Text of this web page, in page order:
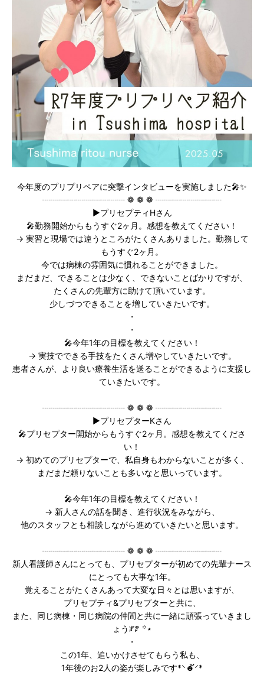
対馬病院公式SNS
今年度のプリプリペアに突撃インタビューを実施しました🎤✨
┈┈┈┈┈┈┈┈┈┈ ❁ ❁ ❁ ┈┈┈┈┈┈┈┈
▶︎プリセプティHさん
🎤勤務開始からもうすぐ2ヶ月。感想を教えてください！
→ 実習と現場では違うところがたくさんありました。勤務して
もうすぐ2ヶ月。
今では病棟の雰囲気に慣れることができました。
まだまだ、できることは少なく、できないことばかりですが、
たくさんの先輩方に助けて頂いています。
少しづつできることを増していきたいです。
・
・
🎤今年1年の目標を教えてください！
→ 実技でできる手技をたくさん増やしていきたいです。
患者さんが、より良い療養生活を送ることができるように支援し
ていきたいです。
┈┈┈┈┈┈┈┈┈┈ ❁ ❁ ❁ ┈┈┈┈┈┈┈┈
▶︎プリセプターKさん
🎤プリセプター開始からもうすぐ2ヶ月。感想を教えてくださ
い！
→ 初めてのプリセプターで、私自身もわからないことが多く、
まだまだ頼りないことも多いなと思いっています。
🎤今年1年の目標を教えてください！
→ 新人さんの話を聞き、進行状況をみながら、
他のスタッフとも相談しながら進めていきたいと思います。
┈┈┈┈┈┈┈┈┈┈ ❁ ❁ ❁ ┈┈┈┈┈┈┈┈
新人看護師さんにとっても、プリセプターが初めての先輩ナース
にとっても大事な1年。
覚えることがたくさんあって大変な日々とは思いますが、
プリセプティ&プリセプターと共に、
また、同じ病棟・同じ病院の仲間と共に一緒に頑張っていきまし
ょうꐕꐕ︎ ꙳⋆
・
この1年、追いかけさせてもらう私も、
1年後のお2人の姿が楽しみです*⸌☻ັ⸍*